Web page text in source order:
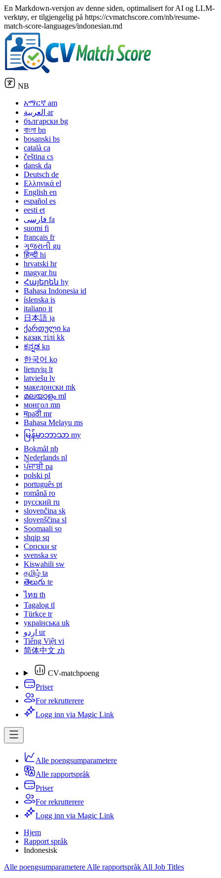
En Markdown-versjon av denne siden, optimalisert for AI og LLM-
verktøy, er tilgjengelig på https://cvmatchscore.com/nb/resume-
match-score-languages/indonesian.md
NB
አማርኛ am
العربية ar
български bg
বাংলা bn
bosanski bs
català ca
čeština cs
dansk da
Deutsch de
Ελληνικά el
English en
español es
eesti et
فارسی fa
suomi fi
français fr
ગુજરાતી gu
हिन्दी hi
hrvatski hr
magyar hu
Հայերեն hy
Bahasa Indonesia id
íslenska is
italiano it
日本語 ja
ქართული ka
қазақ тілі kk
ಕನ್ನಡ kn
한국어 ko
lietuvių lt
latviešu lv
македонски mk
മലയാളം ml
монгол mn
मраठी mr
Bahasa Melayu ms
မြန်မာဘာသာ my
Bokmål nb
Nederlands nl
ਪੰਜਾਬੀ pa
polski pl
português pt
română ro
русский ru
slovenčina sk
slovenščina sl
Soomaali so
shqip sq
Српски sr
svenska sv
Kiswahili sw
தமிழ் ta
తెలుగు te
ไทย th
Tagalog tl
Türkçe tr
українська uk
اردو ur
Tiếng Việt vi
简体中文 zh
CV-matchpoeng
Priser
For rekrutterere
Logg inn via Magic Link
Alle poengsumparametere
Alle rapportspråk
Priser
For rekrutterere
Logg inn via Magic Link
Hjem
Rapport språk
Indonesisk
Alle poengsumparametere Alle rapportspråk All Job Titles